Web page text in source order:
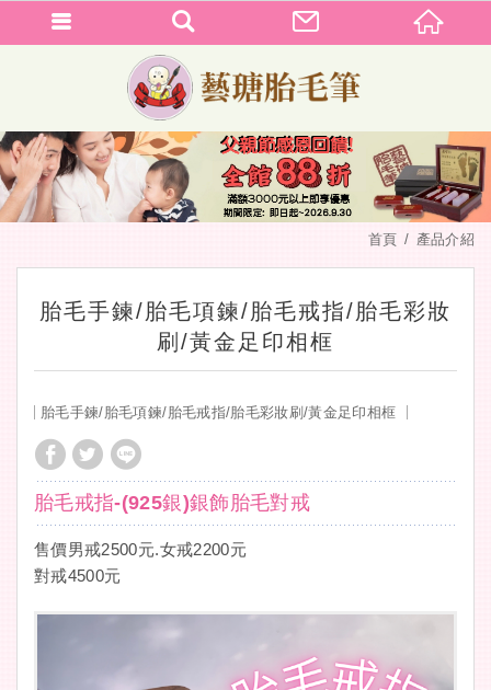
首頁 產品介紹
胎毛手鍊/胎毛項鍊/胎毛戒指/胎毛彩妝
刷/黃金足印相框
胎毛手鍊/胎毛項鍊/胎毛戒指/胎毛彩妝刷/黃金足印相框
胎毛戒指-(925銀)銀飾胎毛對戒
售價男戒2500元.女戒2200元
對戒4500元